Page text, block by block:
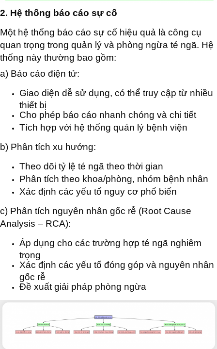
2. Hệ thống báo cáo sự cố
Một hệ thống báo cáo sự cố hiệu quả là công cụ
quan trọng trong quản lý và phòng ngừa té ngã. Hệ
thống này thường bao gồm:
a) Báo cáo điện tử:
Giao diện dễ sử dụng, có thể truy cập từ nhiều
thiết bị
Cho phép báo cáo nhanh chóng và chi tiết
Tích hợp với hệ thống quản lý bệnh viện
b) Phân tích xu hướng:
Theo dõi tỷ lệ té ngã theo thời gian
Phân tích theo khoa/phòng, nhóm bệnh nhân
Xác định các yếu tố nguy cơ phổ biến
c) Phân tích nguyên nhân gốc rễ (Root Cause
Analysis – RCA):
Áp dụng cho các trường hợp té ngã nghiêm
trọng
Xác định các yếu tố đóng góp và nguyên nhân
gốc rễ
Đề xuất giải pháp phòng ngừa